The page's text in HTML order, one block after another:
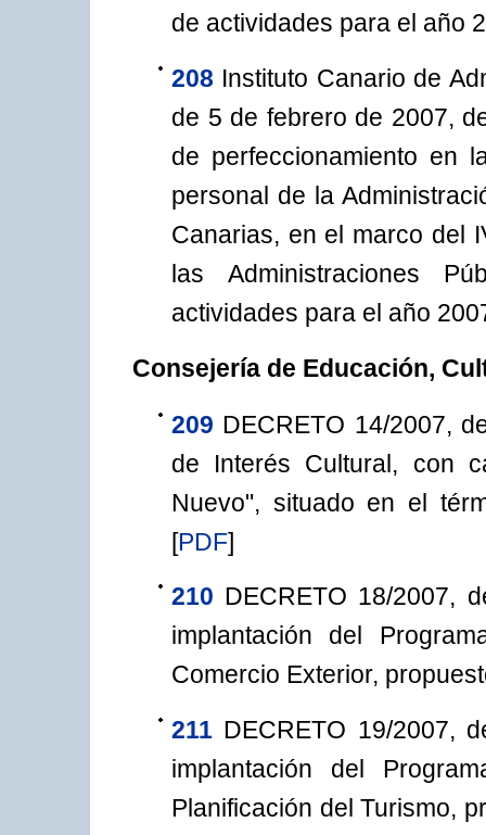
de actividades para el año
208 Instituto Canario de
de 5 de febrero de 2007,
de perfeccionamiento en
personal de la
Canarias, en el marco del
las Administraciones
actividades para el año
Consejería de Educación,
209 DECRETO 14/2007,
de Interés Cultural, con
Nuevo", situado en el
[PDF]
210 DECRETO 18/2007,
implantación del
Comercio Exterior,
211 DECRETO 19/2007,
implantación del
Planificación del Turismo,